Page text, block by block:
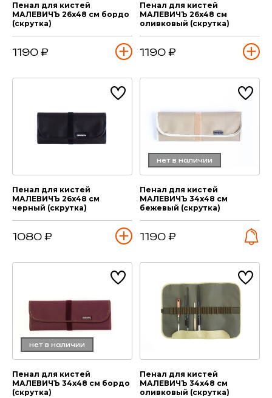
Пенал для кистей
МАЛЕВИЧЪ 26х48 см бордо
(скрутка)
1190 ₽
Пенал для кистей
МАЛЕВИЧЪ 26х48 см
оливковый (скрутка)
1190 ₽
Пенал для кистей
МАЛЕВИЧЪ 26х48 см
черный (скрутка)
1080 ₽
нет в наличии
Пенал для кистей
МАЛЕВИЧЪ 34х48 см
бежевый (скрутка)
1190 ₽
нет в наличии
Пенал для кистей
МАЛЕВИЧЪ 34х48 см бордо
(скрутка)
Пенал для кистей
МАЛЕВИЧЪ 34х48 см
оливковый (скрутка)